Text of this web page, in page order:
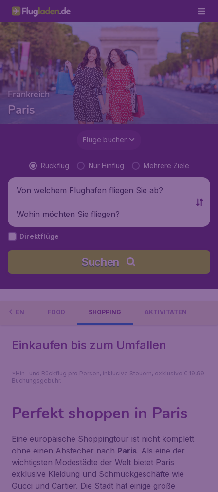
Frankreich
Paris
Flüge buchen
Rückflug Nur Hinflug Mehrere Ziele
Von welchem Flughafen fliegen Sie ab?
Wohin möchten Sie fliegen?
Direktflüge
Suchen
FOOD SHOPPING AKTIVITÄTEN
Einkaufen bis zum Umfallen
*Hin- und Rückflug pro Person, inklusive Steuern, exklusive € 19,99
Buchungsgebühr.
Perfekt shoppen in Paris
Eine europäische Shoppingtour ist nicht komplett
ohne einen Abstecher nach Paris. Als eine der
wichtigsten Modestädte der Welt bietet Paris
exklusive Kleidung und Schmuckgeschäfte wie
Gucci und Cartier. Die Stadt hat einige große